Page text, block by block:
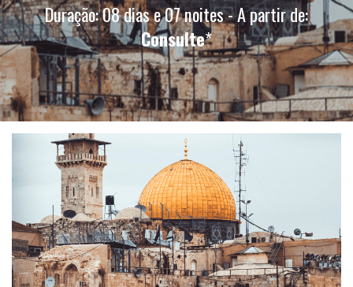
Duração: 08 dias e 07 noites - A partir de:
Consulte*